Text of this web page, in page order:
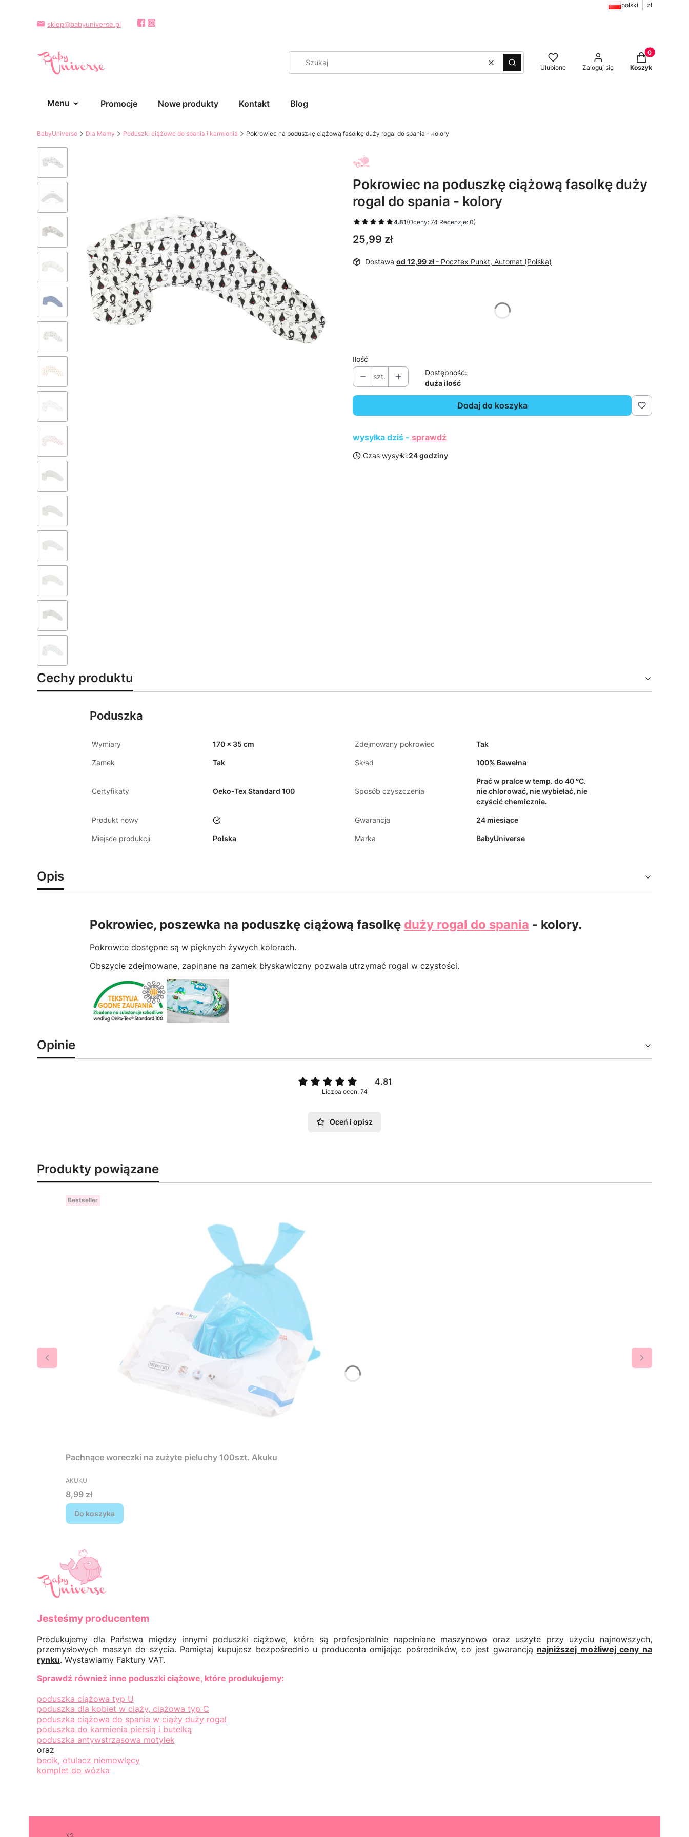
polski zł
sklep@babyuniverse.pl
WyczyśćSzukaj Ulubione Zaloguj się
Produkty w
Koszyk
Menu Promocje Nowe produkty Kontakt Blog
BabyUniverse Dla Mamy Poduszki ciążowe do spania i karmienia Pokrowiec na poduszkę ciążową fasolkę duży rogal do spania - kolory
Pokrowiec na poduszkę ciążową fasolkę duży
rogal do spania - kolory
4.81(Oceny: 74 Recenzje: 0)
Cena
25,99 zł
Dostawa od 12,99 zł - Pocztex Punkt, Automat (Polska)
Poszczególne warianty mogą różnić się ceną
Ilość
szt.
Dostępność:
duża ilość
Dodaj do koszyka
wysyłka dziś - sprawdź
Czas wysyłki:24 godziny
Cechy produktu
Poduszka
Wymiary 170 x 35 cm Zdejmowany pokrowiec Tak
Zamek Tak Skład 100% Bawełna
Certyfikaty Oeko-Tex Standard 100 Sposób czyszczenia
Prać w pralce w temp. do 40 °C.
nie chlorować, nie wybielać, nie
czyścić chemicznie.
Produkt nowy tak Gwarancja 24 miesiące
Miejsce produkcji Polska Marka BabyUniverse
Opis
Pokrowiec, poszewka na poduszkę ciążową fasolkę duży rogal do spania - kolory.
Pokrowce dostępne są w pięknych żywych kolorach.
Obszycie zdejmowane, zapinane na zamek błyskawiczny pozwala utrzymać rogal w czystości.
Opinie
4.81
Liczba ocen: 74
Oceń i opisz
Produkty powiązane
Bestseller
Pachnące woreczki na zużyte pieluchy 100szt. Akuku
PRODUCENT
AKUKU
Cena
8,99 zł
Do koszyka
Jesteśmy producentem
Produkujemy dla Państwa między innymi poduszki ciążowe, które są profesjonalnie napełniane maszynowo oraz uszyte przy użyciu najnowszych,
przemysłowych maszyn do szycia. Pamiętaj kupujesz bezpośrednio u producenta omijając pośredników, co jest gwarancją najniższej możliwej ceny na
rynku. Wystawiamy Faktury VAT.
Sprawdź również inne poduszki ciążowe, które produkujemy:
poduszka ciążowa typ U
poduszka dla kobiet w ciąży, ciążowa typ C
poduszka ciążowa do spania w ciąży duży rogal
poduszka do karmienia piersią i butelką
poduszka antywstrząsowa motylek
oraz
becik, otulacz niemowlęcy
komplet do wózka